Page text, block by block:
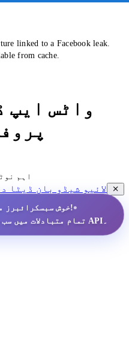
linked to a Facebook leak.
from cache.
واٹس ایپ
اہم
لائیو شیڈو بان ڈیٹا
2,500+ خوش سبسکرائبرز میں شامل ہوں!•
تمام متبادلات میں سب سے سستا واٹس ایپ پروفائل API۔